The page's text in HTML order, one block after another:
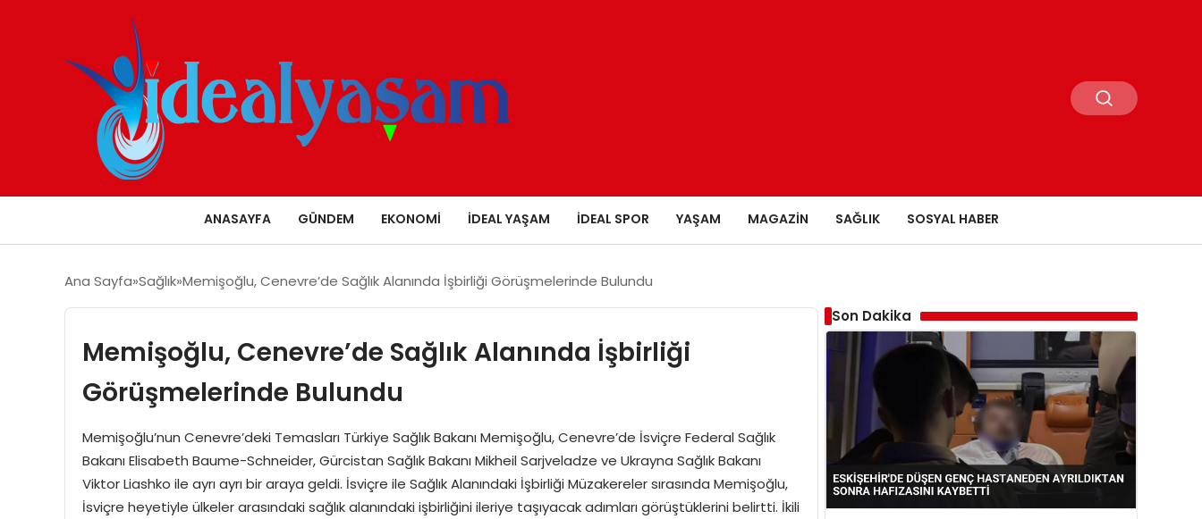
ANASAYFA GÜNDEM EKONOMI İDEAL YAŞAM İDEAL SPOR YAŞAM MAGAZIN SAĞLIK SOSYAL HABER
Ana Sayfa Sağlık Memişoğlu, Cenevre’de Sağlık Alanında İşbirliği Görüşmelerinde Bulundu
Memişoğlu, Cenevre’de Sağlık Alanında İşbirliği
Görüşmelerinde Bulundu
Memişoğlu’nun Cenevre’deki Temasları Türkiye Sağlık Bakanı Memişoğlu, Cenevre’de İsviçre Federal Sağlık
Bakanı Elisabeth Baume-Schneider, Gürcistan Sağlık Bakanı Mikheil Sarjveladze ve Ukrayna Sağlık Bakanı
Viktor Liashko ile ayrı ayrı bir araya geldi. İsviçre ile Sağlık Alanındaki İşbirliği Müzakereler sırasında Memişoğlu,
İsviçre heyetiyle ülkeler arasındaki sağlık alanındaki işbirliğini ileriye taşıyacak adımları görüştüklerini belirtti. İkili
Son Dakika